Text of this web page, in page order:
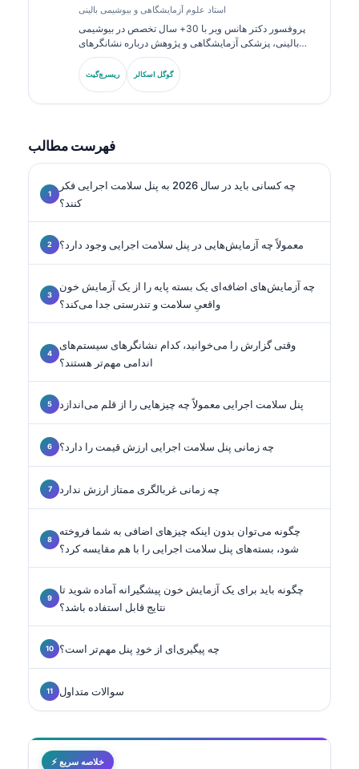
استاد علوم آزمایشگاهی و بیوشیمی بالینی
پروفسور دکتر هانس وبر با 30+ سال تخصص در بیوشیمی
بالینی، پزشکی آزمایشگاهی و پژوهش درباره نشانگرهای
زیستی به این حوزه می‌پردازد. او پیش‌تر رئیس انجمن شیمی
بالینی آلمان بوده و در تحلیل پنل‌های تشخیصی،
استانداردسازی نشانگرهای زیستی و پزشکی آزمایشگاهی با
ریسرچ‌گیت گوگل اسکالر
فهرست مطالب
چه کسانی باید در سال 2026 به پنل سلامت اجرایی فکر
کنند؟
معمولاً چه آزمایش‌هایی در پنل سلامت اجرایی وجود دارد؟
چه آزمایش‌های اضافه‌ای یک بسته پایه را از یک آزمایش خون
واقعیِ سلامت و تندرستی جدا می‌کند؟
وقتی گزارش را می‌خوانید، کدام نشانگرهای سیستم‌های
اندامی مهم‌تر هستند؟
پنل سلامت اجرایی معمولاً چه چیزهایی را از قلم می‌اندازد
چه زمانی پنل سلامت اجرایی ارزش قیمت را دارد؟
چه زمانی غربالگری ممتاز ارزش ندارد
چگونه می‌توان بدون اینکه چیزهای اضافی به شما فروخته
شود، بسته‌های پنل سلامت اجرایی را با هم مقایسه کرد؟
چگونه باید برای یک آزمایش خون پیشگیرانه آماده شوید تا
نتایج قابل استفاده باشد؟
چه پیگیری‌ای از خودِ پنل مهم‌تر است؟
سوالات متداول
⚡ خلاصه سریع